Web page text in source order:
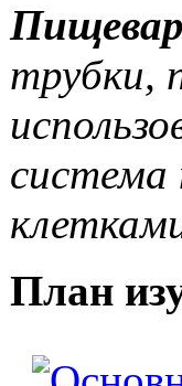
трубки,
система
План